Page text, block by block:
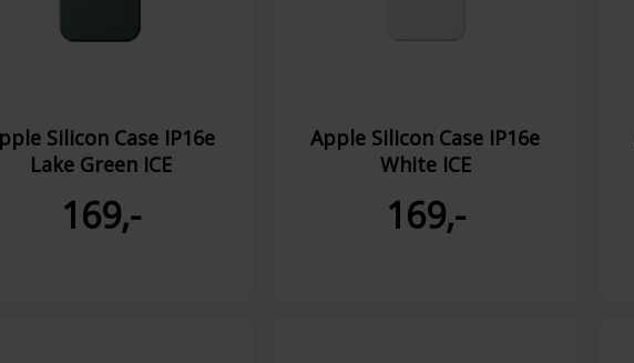
Silicon Case IP16e
Lake Green ICE
169,-
Apple Silicon Case IP16e
White ICE
169,-